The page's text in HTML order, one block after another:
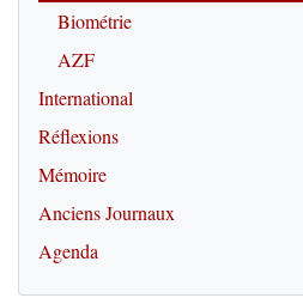
Biométrie
AZF
International
Réflexions
Mémoire
Anciens Journaux
Agenda